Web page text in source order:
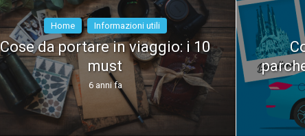
Home Informazioni utili
Cose da portare in viaggio: i 10
must
6 anni fa